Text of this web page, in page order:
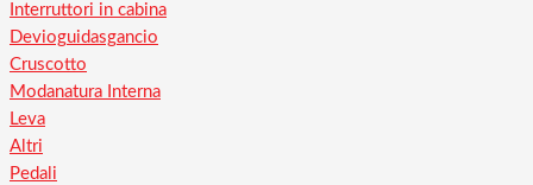
Interruttori in cabina
Devioguidasgancio
Cruscotto
Modanatura Interna
Leva
Altri
Pedali